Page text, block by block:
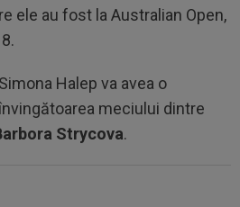
ele au fost la Australian Open,
Halep va avea o
meciului dintre
Strycova.